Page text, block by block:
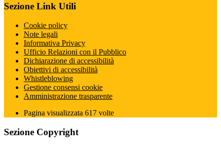
Sezione Link Utili
Cookie policy
Note legali
Informativa Privacy
Ufficio Relazioni con il Pubblico
Dichiarazione di accessibilità
Obiettivi di accessibilità
Whistleblowing
Gestione consensi cookie
Amministrazione trasparente
Pagina visualizzata 617 volte
Sezione Copyright